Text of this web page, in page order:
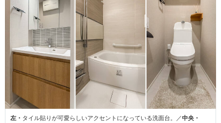
左・ タイル貼りが可愛らしいアクセントになっている洗面台。／中央・